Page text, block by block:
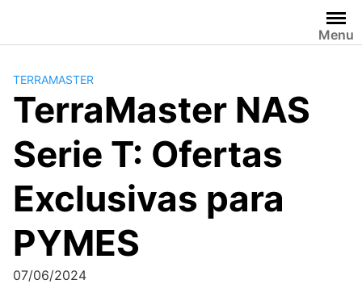
contenido
Menu
TERRAMASTER
TerraMaster NAS
Serie T: Ofertas
Exclusivas para
PYMES
07/06/2024